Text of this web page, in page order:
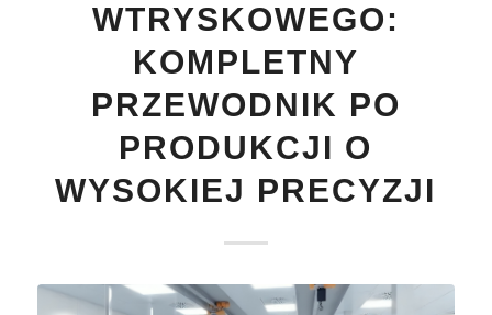
WTRYSKOWEGO:
KOMPLETNY
PRZEWODNIK PO
PRODUKCJI O
WYSOKIEJ PRECYZJI